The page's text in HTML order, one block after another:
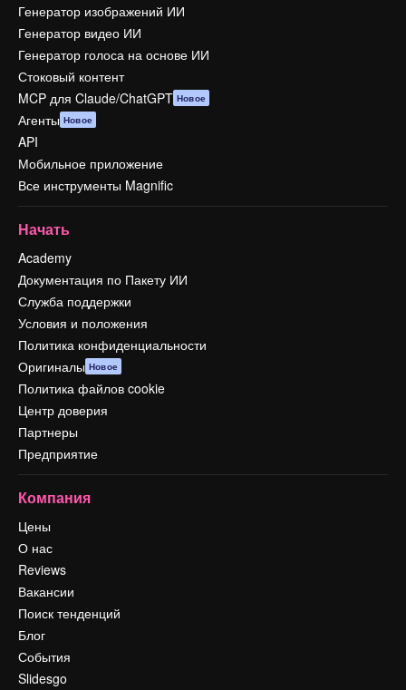
Генератор изображений ИИ
Генератор видео ИИ
Генератор голоса на основе ИИ
Стоковый контент
MCP для Claude/ChatGPT Новое
Агенты Новое
API
Мобильное приложение
Все инструменты Magnific
Начать
Academy
Документация по Пакету ИИ
Служба поддержки
Условия и положения
Политика конфиденциальности
Оригиналы Новое
Политика файлов cookie
Центр доверия
Партнеры
Предприятие
Компания
Цены
О нас
Reviews
Вакансии
Поиск тенденций
Блог
События
Slidesgo